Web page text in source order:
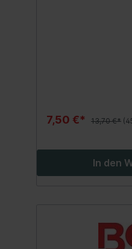
7,50 €* 13,70 €*
In den